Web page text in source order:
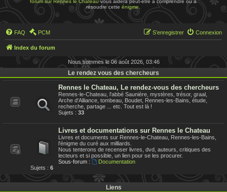
forum sur Rennes le Chateauvous aidera peut-être à comprendre ou à
résoudre cetteénigme
FAQ PCM Connexion
S’enregistrer
Index du forum
Nous sommes le 06 août 2026, 03:46
Le rendez vous des chercheurs
Rennes le Chateau, Le rendez-vous des chercheurs
Rennes-le-Chateau, l'abbé Saunière, mystères, trésor, graal,
Arche d'Alliance, tombeau, Boudet, Rennes-les-Bains, étude,
recherche, partage ... etc. Tout est là !
Sujets : 33
Livres et documentations sur Rennes le Chateau
Livres et documents sur Rennes-le-Chateau, Rennes-les-Bains,
l'énigme du curé aux milliards.
Nous tenterons de recenser livres, dvd, auteurs, critiques des
lecteurs et si possible, un lien pour se les procurer.
Sous-forum :
Documentation
Sujets : 6
Liens